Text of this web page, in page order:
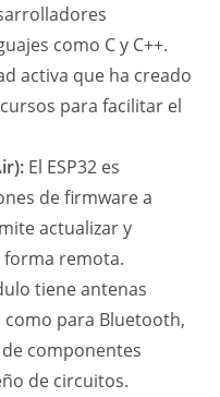
como C y C++.
activa que ha creado
para facilitar el
El ESP32 es
de firmware a
actualizar y
remota.
tiene antenas
para Bluetooth,
componentes
de circuitos.